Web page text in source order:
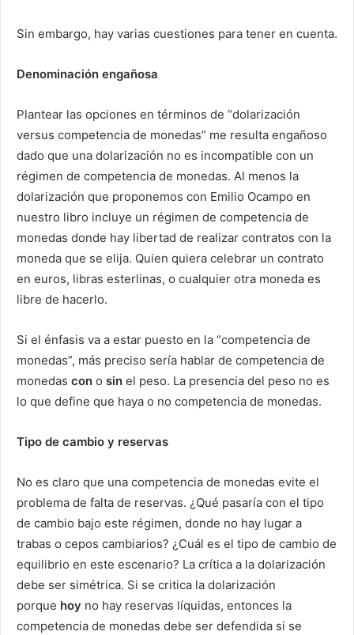
Sin embargo, hay varias cuestiones para tener en cuenta.
Denominación engañosa
Plantear las opciones en términos de “dolarización
versus competencia de monedas” me resulta engañoso
dado que una dolarización no es incompatible con un
régimen de competencia de monedas. Al menos la
dolarización que proponemos con Emilio Ocampo en
nuestro libro incluye un régimen de competencia de
monedas donde hay libertad de realizar contratos con la
moneda que se elija. Quien quiera celebrar un contrato
en euros, libras esterlinas, o cualquier otra moneda es
libre de hacerlo.
Si el énfasis va a estar puesto en la “competencia de
monedas”, más preciso sería hablar de competencia de
monedas con o sin el peso. La presencia del peso no es
lo que define que haya o no competencia de monedas.
Tipo de cambio y reservas
No es claro que una competencia de monedas evite el
problema de falta de reservas. ¿Qué pasaría con el tipo
de cambio bajo este régimen, donde no hay lugar a
trabas o cepos cambiarios? ¿Cuál es el tipo de cambio de
equilibrio en este escenario? La crítica a la dolarización
debe ser simétrica. Si se critica la dolarización
porque hoy no hay reservas líquidas, entonces la
competencia de monedas debe ser defendida si se